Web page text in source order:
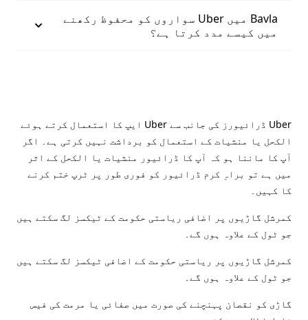
Bavla میں Uber سواروں کو محفوظ رکھنے
میں کیسے مدد کرتا ہے؟
Uber ڈرائیورز کی جانب سے Uber ایپ کا استعمال کرتے ہوئے
الکحل یا منشیات کے استعمال کو برداشت نہیں کرتی ہے۔ اگر
آپ کا ماننا ہو کہ آپ کا ڈرائیور منشیات یا الکحل کے اثر
میں ہے تو براہِ کرم ڈرائیور کو فوری طور پر ٹرپ ختم کرنے
کا کہیں۔
کمرشل گاڑیوں پر اضافی ریاستی حکومت کے ٹیکسز لگ سکتے ہیں
جو ٹول کے علاوہ ہوں گے۔
کمرشل گاڑیوں پر ریاستی حکومت کے اضافی ٹیکسز لگ سکتے ہیں
جو ٹول کے علاوہ ہوں گے۔
گاڑی کو نقصان پہنچنے کی صورت میں صفائی یا مرمت کی فیس